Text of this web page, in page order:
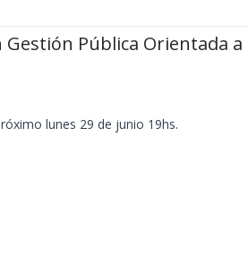
Pública Orientada a
lunes 29 de junio 19hs.